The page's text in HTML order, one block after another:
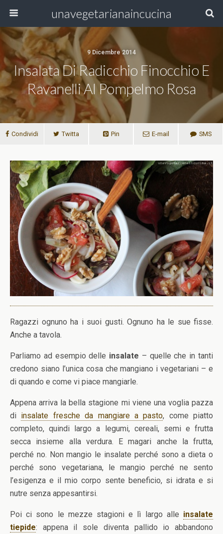
unavegetarianaincucina
9 Dicembre 2014
Insalata Di Radicchio Finocchio E
Ravanelli Al Pompelmo Rosa
Condividi Twitta Pin E-mail SMS
Ragazzi ognuno ha i suoi gusti. Ognuno ha le sue fisse.
Anche a tavola.
Parliamo ad esempio delle insalate – quelle che in tanti
credono siano l’unica cosa che mangiano i vegetariani – e
di quando e come vi piace mangiarle.
Appena arriva la bella stagione mi viene una voglia pazza
di insalate fresche da mangiare a pasto, come piatto
completo, quindi largo a legumi, cereali, semi e frutta
secca insieme alla verdura. E magari anche la frutta,
perché no. Non mangio le insalate perché sono a dieta o
perché sono vegetariana, le mangio perché ne sento
l’esigenza e il mio corpo sente beneficio, si idrata e si
nutre senza appesantirsi.
Poi ci sono le mezze stagioni e lì largo alle insalate
tiepide: appena il sole diventa pallido io abbandono